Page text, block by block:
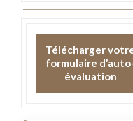
Télécharger
formulaire
évaluation